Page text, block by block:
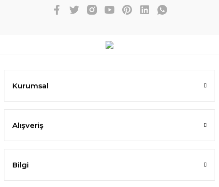
Kurumsal
Alışveriş
Bilgi